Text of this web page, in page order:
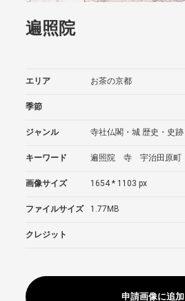
遍照院
エリア お茶の京都
季節
ジャンル 寺社仏閣・城 歴史・史跡
キーワード 遍照院 寺 宇治田原町
画像サイズ 1654 * 1103 px
ファイルサイズ 1.77MB
クレジット
申請画像に追加